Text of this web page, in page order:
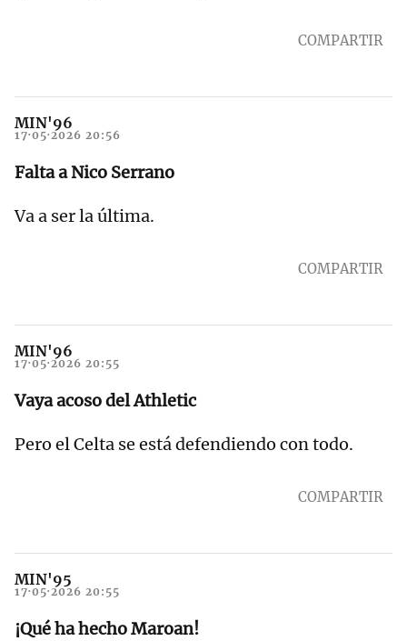
COMPARTIR
MIN'96
17·05·2026 20:56
Falta a Nico Serrano
Va a ser la última.
COMPARTIR
MIN'96
17·05·2026 20:55
Vaya acoso del Athletic
Pero el Celta se está defendiendo con todo.
COMPARTIR
MIN'95
17·05·2026 20:55
¡Qué ha hecho Maroan!